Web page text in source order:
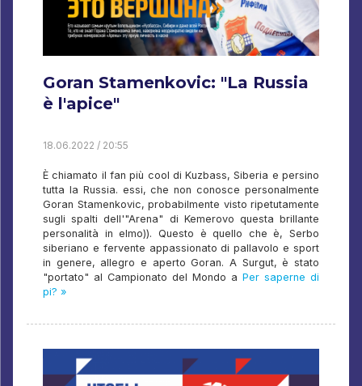
Goran Stamenkovic: "La Russia
è l'apice"
18.06.2022 / 20:55
È chiamato il fan più cool di Kuzbass, Siberia e persino
tutta la Russia. essi, che non conosce personalmente
Goran Stamenkovic, probabilmente visto ripetutamente
sugli spalti dell'"Arena" di Kemerovo questa brillante
personalità in elmo)). Questo è quello che è, Serbo
siberiano e fervente appassionato di pallavolo e sport
in genere, allegro e aperto Goran. A Surgut, è stato
"portato" al Campionato del Mondo a Per saperne di
pi? »